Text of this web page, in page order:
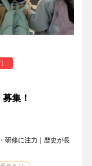
集！
研修に注力｜歴史が長